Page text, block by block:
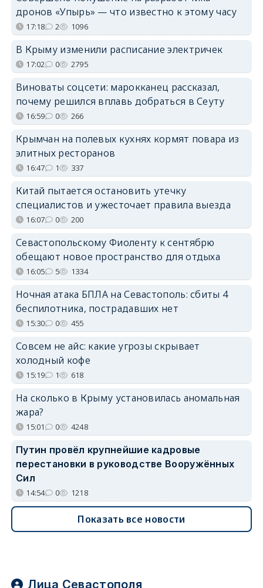
дронов «Упырь» — что известно к этому часу
17:18 2 1096
В Крыму изменили расписание электричек
17:02 0 2795
Виноваты соцсети: марокканец рассказал,
почему решился вплавь добраться в Сеуту
16:59 0 266
Крымчан на полевых кухнях кормят повара из
элитных ресторанов
16:47 1 337
Китай пытается остановить утечку
специалистов и ужесточает правила выезда
16:07 0 200
Севастопольскому Фиоленту к сентябрю
обещают новое пространство для отдыха
16:05 5 1334
Ночная атака БПЛА на Севастополь: сбиты 4
беспилотника, пострадавших нет
15:30 0 455
Совсем не айс: какие угрозы скрывает
холодный кофе
15:19 1 618
На сколько в Крыму установилась аномальная
жара?
15:01 0 4248
Путин провёл крупнейшие кадровые
перестановки в руководстве Вооружённых
Сил
14:54 0 1218
Показать все новости
Лица Севастополя